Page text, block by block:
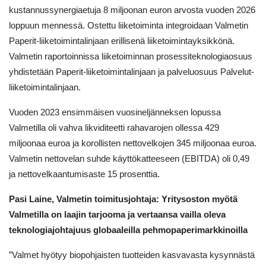
kustannussynergiaetuja 8 miljoonan euron arvosta vuoden 2026
loppuun mennessä. Ostettu liiketoiminta integroidaan Valmetin
Paperit-liiketoimintalinjaan erillisenä liiketoimintayksikkönä.
Valmetin raportoinnissa liiketoiminnan prosessiteknologiaosuus
yhdistetään Paperit-liiketoimintalinjaan ja palveluosuus Palvelut-
liiketoimintalinjaan.
Vuoden 2023 ensimmäisen vuosineljänneksen lopussa
Valmetilla oli vahva likviditeetti rahavarojen ollessa 429
miljoonaa euroa ja korollisten nettovelkojen 345 miljoonaa euroa.
Valmetin nettovelan suhde käyttökatteeseen (EBITDA) oli 0,49
ja nettovelkaantumisaste 15 prosenttia.
Pasi Laine, Valmetin toimitusjohtaja: Yritysoston myötä
Valmetilla on laajin tarjooma ja vertaansa vailla oleva
teknologiajohtajuus globaaleilla pehmopaperimarkkinoilla
”Valmet hyötyy biopohjaisten tuotteiden kasvavasta kysynnästä